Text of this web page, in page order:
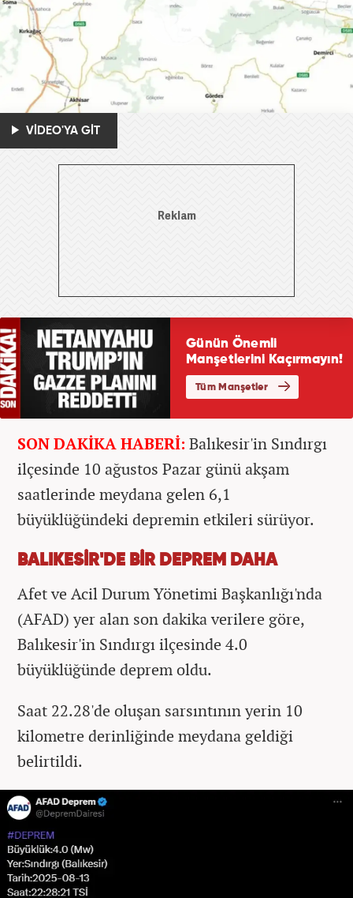
VİDEO'YA GİT
SON DAKİKA HABERİ: Balıkesir'in Sındırgı
ilçesinde 10 ağustos Pazar günü akşam
saatlerinde meydana gelen 6,1
büyüklüğündeki depremin etkileri sürüyor.
BALIKESİR'DE BİR DEPREM DAHA
Afet ve Acil Durum Yönetimi Başkanlığı'nda
(AFAD) yer alan son dakika verilere göre,
Balıkesir'in Sındırgı ilçesinde 4.0
büyüklüğünde deprem oldu.
Saat 22.28'de oluşan sarsıntının yerin 10
kilometre derinliğinde meydana geldiği
belirtildi.